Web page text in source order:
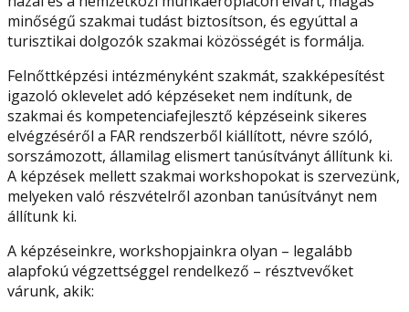
minőségű szakmai tudást biztosítson, és egyúttal a
turisztikai dolgozók szakmai közösségét is formálja.
Felnőttképzési intézményként szakmát, szakképesítést
igazoló oklevelet adó képzéseket nem indítunk, de
szakmai és kompetenciafejlesztő képzéseink sikeres
elvégzéséről a FAR rendszerből kiállított, névre szóló,
sorszámozott, államilag elismert tanúsítványt állítunk ki.
A képzések mellett szakmai workshopokat is szervezünk,
melyeken való részvételről azonban tanúsítványt nem
állítunk ki.
A képzéseinkre, workshopjainkra olyan – legalább
alapfokú végzettséggel rendelkező – résztvevőket
várunk, akik: